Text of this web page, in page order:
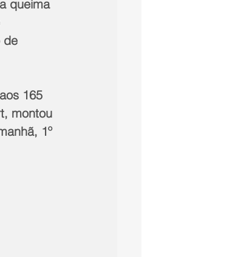
queima
de
165
montou
1º